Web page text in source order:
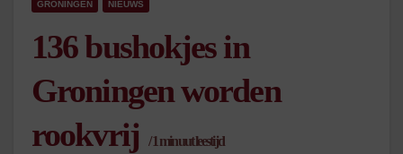
GRONINGEN NIEUWS
136 bushokjes in
Groningen worden
rookvrij
/1 minuut leestijd